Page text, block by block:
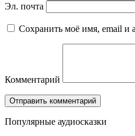
Эл. почта
Сохранить моё имя, email и
Комментарий
Популярные аудиосказки